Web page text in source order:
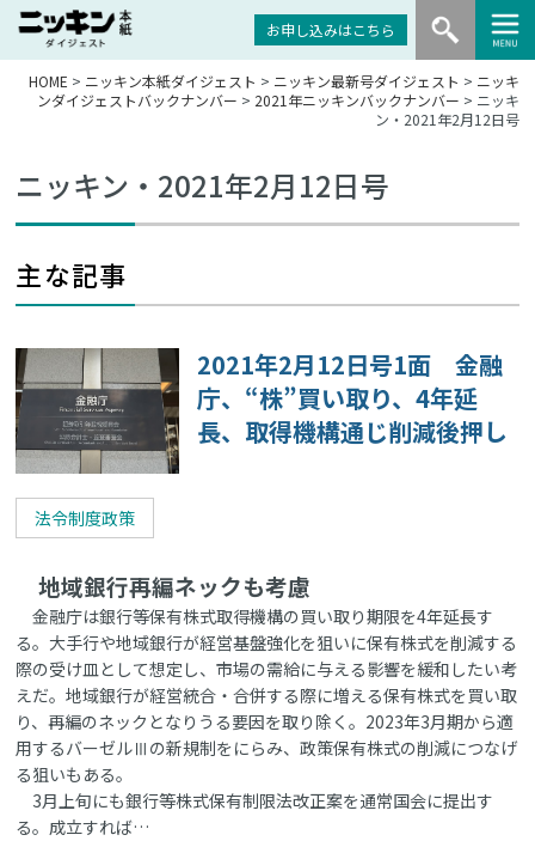
お申し込みはこちら
HOME > ニッキン本紙ダイジェスト > ニッキン最新号ダイジェスト > ニッキ
ンダイジェストバックナンバー > 2021年ニッキンバックナンバー > ニッキ
ン・2021年2月12日号
ニッキン・2021年2月12日号
主な記事
2021年2月12日号1面 金融
庁、“株”買い取り、4年延
長、取得機構通じ削減後押し
法令制度政策
地域銀行再編ネックも考慮
金融庁は銀行等保有株式取得機構の買い取り期限を4年延長す
る。大手行や地域銀行が経営基盤強化を狙いに保有株式を削減する
際の受け皿として想定し、市場の需給に与える影響を緩和したい考
えだ。地域銀行が経営統合・合併する際に増える保有株式を買い取
り、再編のネックとなりうる要因を取り除く。2023年3月期から適
用するバーゼルⅢの新規制をにらみ、政策保有株式の削減につなげ
る狙いもある。
3月上旬にも銀行等株式保有制限法改正案を通常国会に提出す
る。成立すれば…